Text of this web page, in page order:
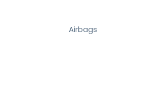
Airbags